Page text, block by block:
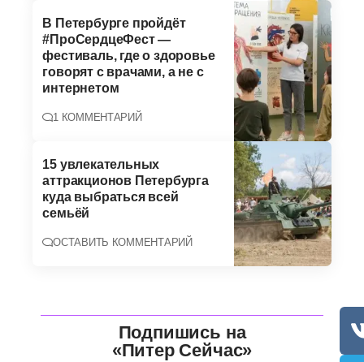
В Петербурге пройдёт
#ПроСердцеФест —
фестиваль, где о здоровье
говорят с врачами, а не с
интернетом
1 КОММЕНТАРИЙ
15 увлекательных
аттракционов Петербурга
куда выбраться всей
семьёй
ОСТАВИТЬ КОММЕНТАРИЙ
Подпишись на
«Питер Сейчас»